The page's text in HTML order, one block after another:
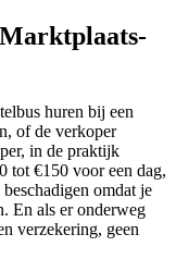
huren bij een
of de verkoper
in de praktijk
tot €150 voor een dag,
omdat je
En als er onderweg
verzekering, geen